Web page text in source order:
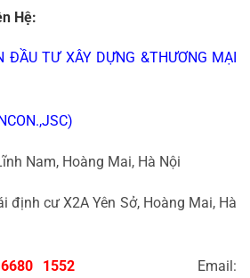
Hệ:
ĐẦU TƯ XÂY DỰNG &THƯƠNG MẠI
Nam, Hoàng Mai, Hà Nội
định cư X2A Yên Sở, Hoàng Mai, Hà
6680 1552 Email: